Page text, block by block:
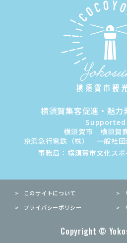
横須賀集客促進・魅力
Supported
横須賀市 横須賀
京浜急行電鉄（株） 一般社団
事務局：横須賀市文化ス
Copyright ©
このサイトについて
プライバシーポリシー